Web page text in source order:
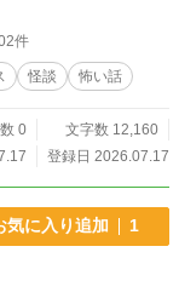
件
怪談 怖い話
0
文字数 12,160
登録日 2026.07.17
気に入り追加 1